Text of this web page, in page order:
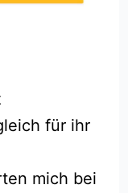
für ihr
mich bei